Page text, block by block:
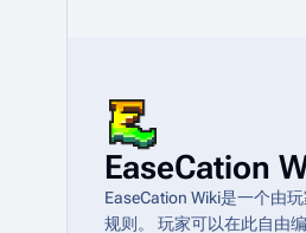
EaseCation
EaseCation Wiki是一个由
规则。 玩家可以在此自由